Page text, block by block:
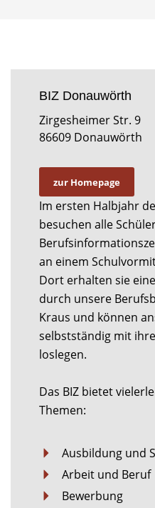
BIZ Donauwörth
Zirgesheimer Str. 9
86609 Donauwörth
zur Homepage
Im ersten Halbjahr
besuchen alle
an einem
Dort erhalten sie
durch unsere
Kraus und können
selbstständig mit
loslegen.
Das BIZ bietet
Themen:
Ausbildung und
Arbeit und Beruf
Bewerbung